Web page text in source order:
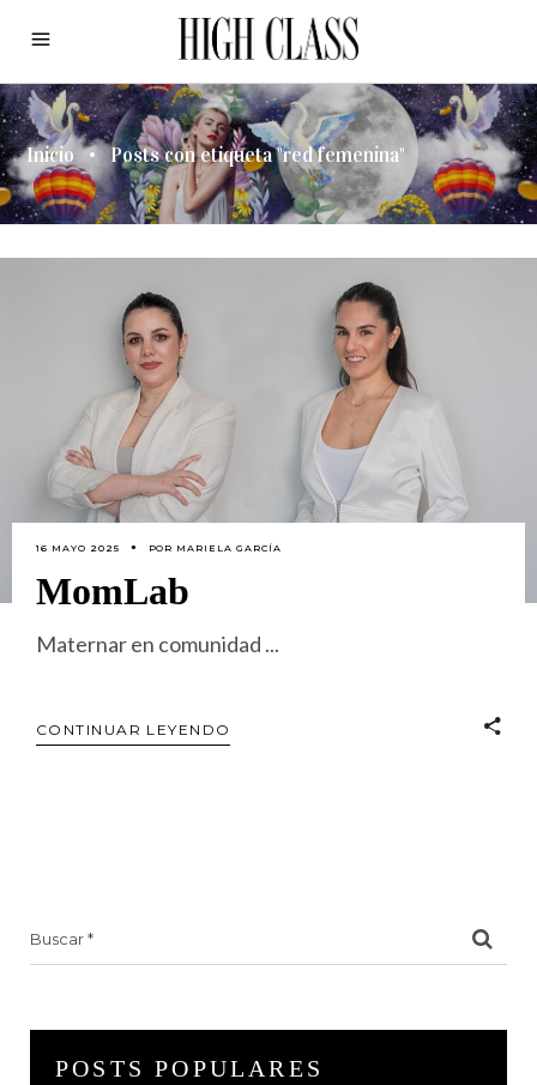
Inicio • Posts con etiqueta "red femenina"
16 MAYO 2025 POR MARIELA GARCÍA
MomLab
Maternar en comunidad
CONTINUAR LEYENDO
POSTS POPULARES